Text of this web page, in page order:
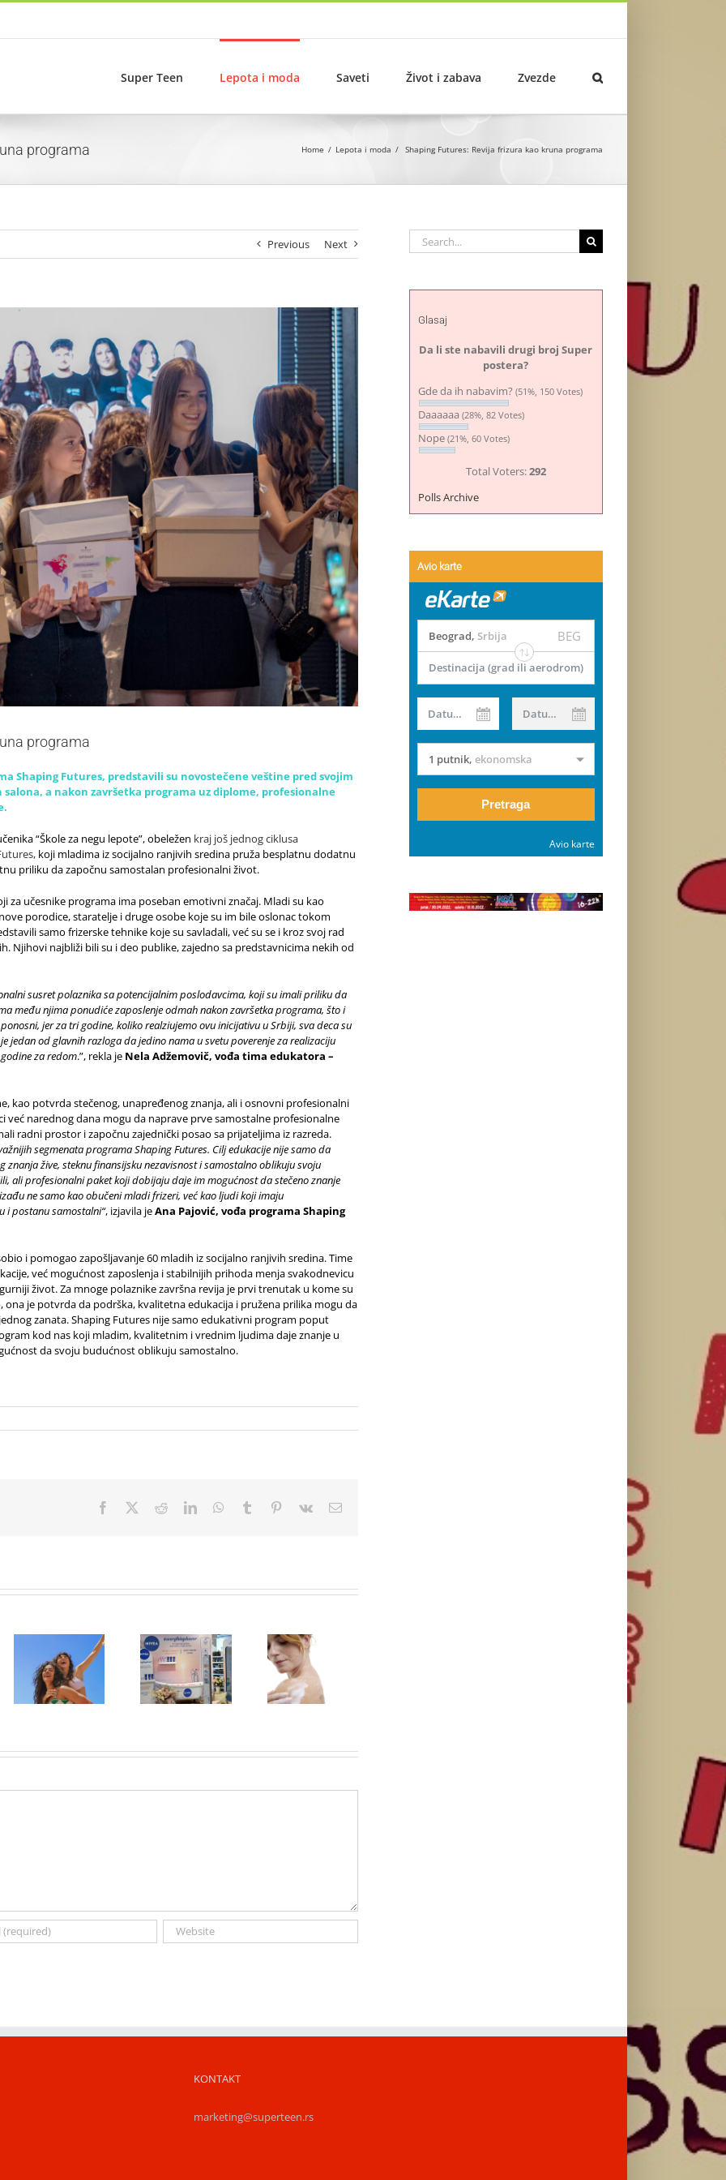
Super Teen Lepota i moda Saveti Život i zabava Zvezde
programa Home Lepota i moda Shaping Futures: Revija frizura kao kruna programa
Previous Next
programa
Shaping Futures, predstavili su novostečene veštine pred svojim
a nakon završetka programa uz diplome, profesionalne
“Škole za negu lepote”, obeležen kraj još jednog ciklusa
koji mladima iz socijalno ranjivih sredina pruža besplatnu dodatnu
priliku da započnu samostalan profesionalni život.
za učesnike programa ima poseban emotivni značaj. Mladi su kao
porodice, staratelje i druge osobe koje su im bile oslonac tokom
samo frizerske tehnike koje su savladali, već su se i kroz svoj rad
Njihovi najbliži bili su i deo publike, zajedno sa predstavnicima nekih od
susret polaznika sa potencijalnim poslodavcima, koji su imali priliku da
među njima ponudiće zaposlenje odmah nakon završetka programa, što i
jer za tri godine, koliko realziujemo ovu inicijativu u Srbiji, sva deca su
jedan od glavnih razloga da jedino nama u svetu poverenje za realizaciju
za redom.”, rekla je Nela Adžemovič, vođa tima edukatora –
kao potvrda stečenog, unapređenog znanja, ali i osnovni profesionalni
već narednog dana mogu da naprave prve samostalne profesionalne
radni prostor i započnu zajednički posao sa prijateljima iz razreda.
segmenata programa Shaping Futures. Cilj edukacije nije samo da
žive, steknu finansijsku nezavisnost i samostalno oblikuju svoju
ali profesionalni paket koji dobijaju daje im mogućnost da stečeno znanje
ne samo kao obučeni mladi frizeri, već kao ljudi koji imaju
i postanu samostalni“, izjavila jeAna Pajović, vođa programa Shaping
i pomogao zapošljavanje 60 mladih iz socijalno ranjivih sredina. Time
već mogućnost zaposlenja i stabilnijih prihoda menja svakodnevicu
život. Za mnoge polaznike završna revija je prvi trenutak u kome su
je potvrda da podrška, kvalitetna edukacija i pružena prilika mogu da
zanata. Shaping Futures nije samo edukativni program poput
kod nas koji mladim, kvalitetnim i vrednim ljudima daje znanje u
da svoju budućnost oblikuju samostalno.
Facebook RedditLinkedInWhatsApp
Tumblr Pinterest
Vk Email
Leto menja
naše navike –
vreme je da
U Lilly
drogerijama
do 31. jula
proizvodi za
Koža kao na
odmoru –
Search
for:
Glasaj
Da li ste nabavili drugi broj Super
postera?
Gde da ih nabavim? (51%, 150 Votes)
Daaaaaa (28%, 82 Votes)
Nope (21%, 60 Votes)
Total Voters:292
Polls Archive
Avio karte
Beograd, Srbija BEG
Destinacija (grad ili aerodrom)
Datum od Datum do
1 putnik, ekonomska
Pretraga
Avio karte
KONTAKT
marketing@superteen.rs